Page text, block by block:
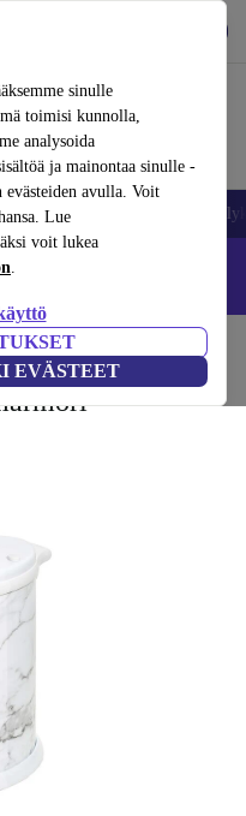
sinulle
toimisi kunnolla,
analysoida
ja mainontaa sinulle -
evästeiden avulla. Voit
Lue
voit lukea
.
EVÄSTEET
tietokoneet
IPHONEDEAL –
ämpärit